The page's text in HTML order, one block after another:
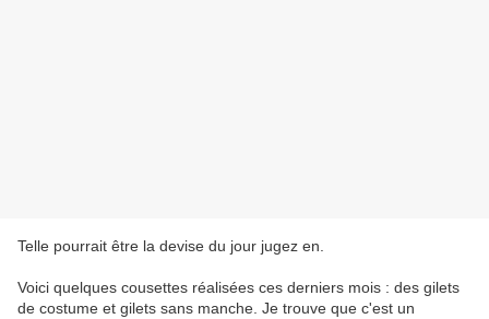
Telle pourrait être la devise du jour jugez en.
Voici quelques cousettes réalisées ces derniers mois : des gilets
de costume et gilets sans manche. Je trouve que c'est un